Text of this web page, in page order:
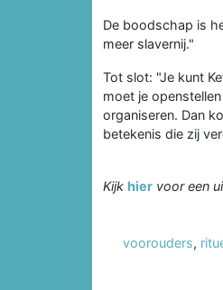
De boodschap is
meer slavernij."
Tot slot: "Je kunt
moet je
organiseren. Dan
betekenis die zij
Kijk hier voor een
voorouders,